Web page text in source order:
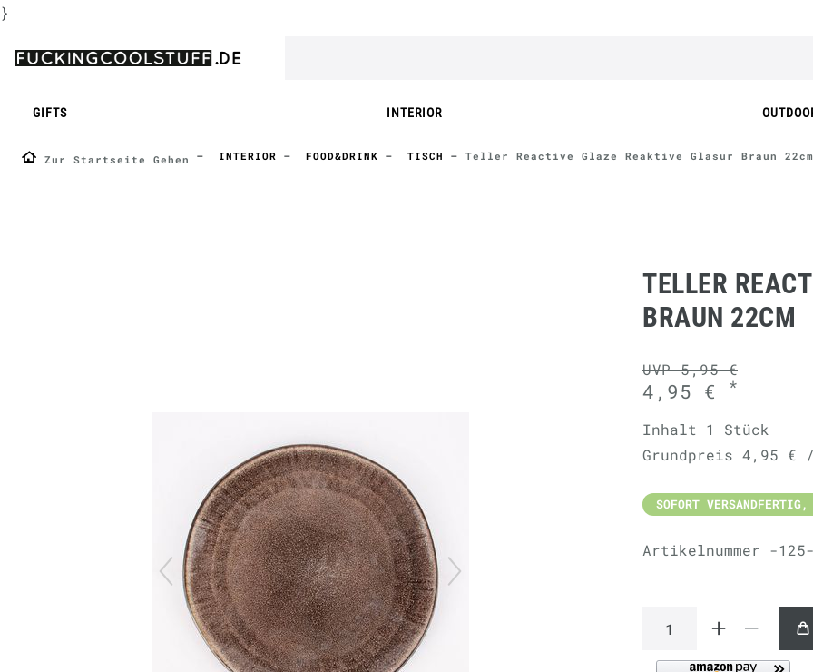
}
GIFTS INTERIOR
Zur Startseite Gehen INTERIOR FOOD&DRINK TISCH Teller Reactive Glaze Reaktive Glasur Braun 22cm
TELLER
BRAUN 22CM
UVP 5,95 €
4,95 € *
Inhalt 1 Stück
Grundpreis 4,95 €
SOFORT
Artikelnummer -